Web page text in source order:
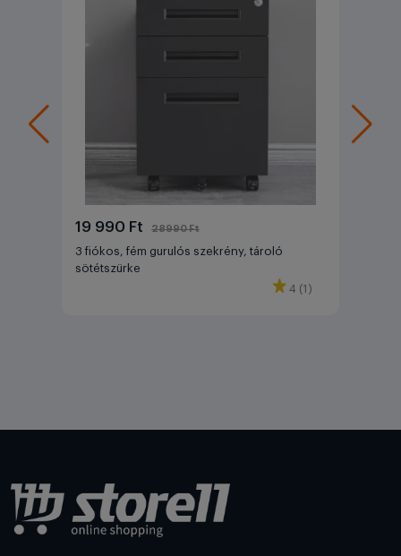
19 990 Ft 28990 Ft
3 fiókos, fém gurulós szekrény, tároló
sötétszürke
4 (1)